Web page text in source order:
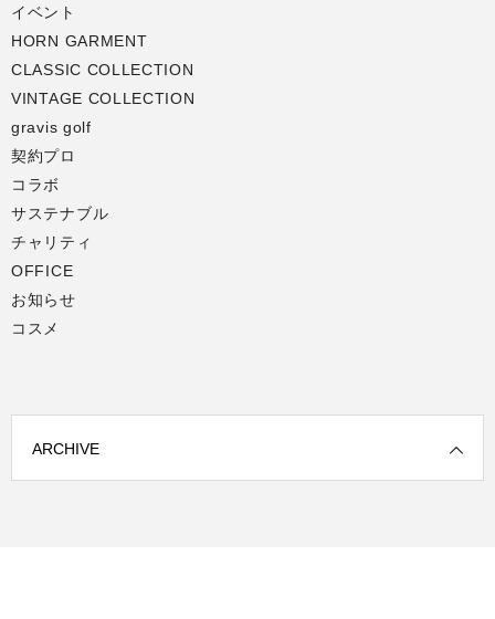
イベント
HORN GARMENT
CLASSIC COLLECTION
VINTAGE COLLECTION
gravis golf
契約プロ
コラボ
サステナブル
チャリティ
OFFICE
お知らせ
コスメ
ARCHIVE